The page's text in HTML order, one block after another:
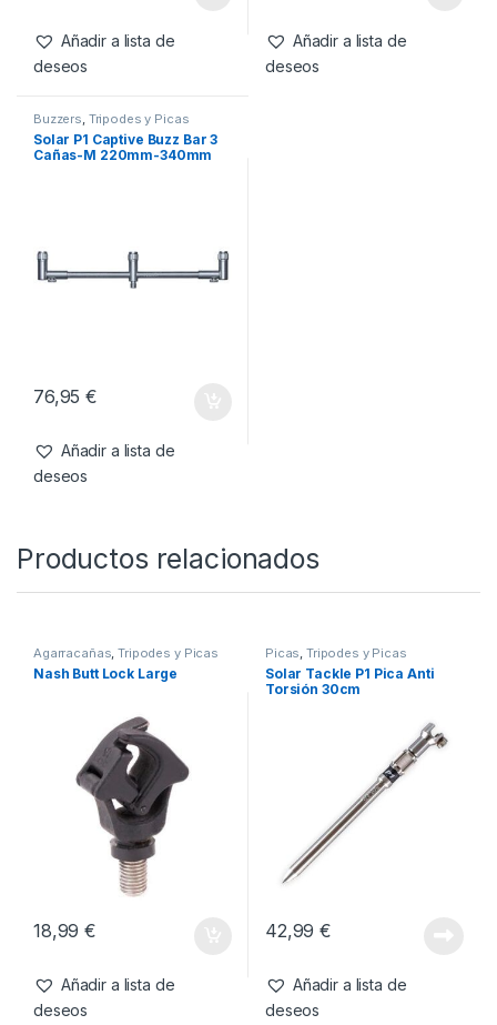
Añadir a lista de
deseos
Añadir a lista de
deseos
Buzzers, Tripodes y Picas
Solar P1 Captive Buzz Bar 3
Cañas-M 220mm-340mm
76,95€
Añadir a lista de
deseos
Productos relacionados
Agarracañas,Tripodes y Picas
Nash Butt Lock Large
18,99€
Añadir a lista de
deseos
Picas,Tripodes y Picas
Solar Tackle P1 Pica Anti
Torsión 30cm
42,99€
Añadir a lista de
deseos